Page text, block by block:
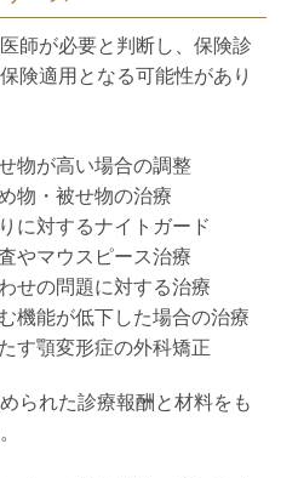
師が必要と判断し、保険診
険適用となる可能性があり
物が高い場合の調整
物・被せ物の治療
に対するナイトガード
やマウスピース治療
せの問題に対する治療
機能が低下した場合の治療
す顎変形症の外科矯正
られた診療報酬と材料をも